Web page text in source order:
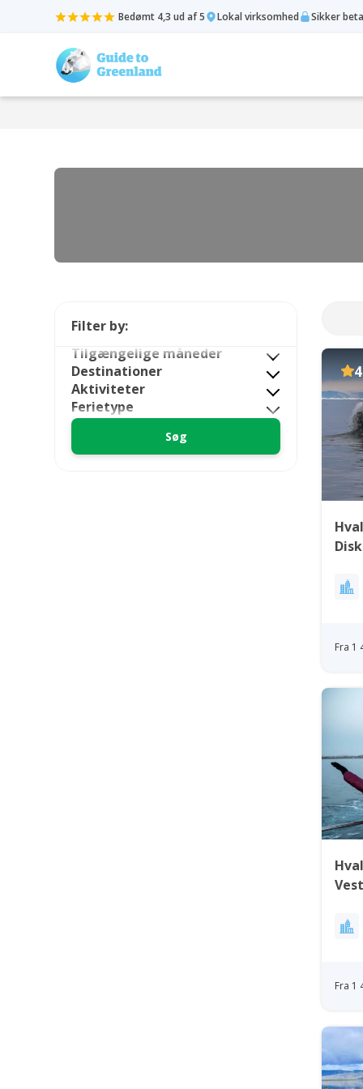
Bedømt 4,3 ud af 5 Lokal virksomhed Sikker
Fra 1
Fra 1
Filter by:
Tilgængelige måneder
Destinationer
Aktiviteter
Ferietype